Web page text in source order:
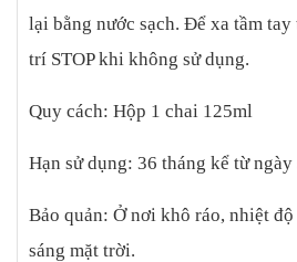
lại bằng nước sạch. Để xa tầm
trí STOP khi không sử dụng.
Quy cách: Hộp 1 chai 125ml
Hạn sử dụng: 36 tháng kể từ ngày
Bảo quản: Ở nơi khô ráo, nhiệt
sáng mặt trời.